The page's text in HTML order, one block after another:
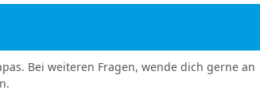
Bei weiteren Fragen, wende dich gerne an